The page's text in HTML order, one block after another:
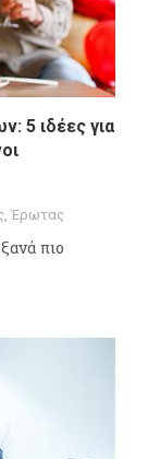
5 ιδέες για
,Έρωτας
πιο